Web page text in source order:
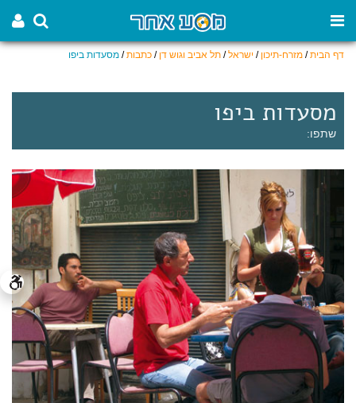
דף הבית/ מזרח-תיכון / ישראל/ תל אביב וגוש דן / כתבות/ מסעדות ביפו
מסעדות ביפו
שתפו: